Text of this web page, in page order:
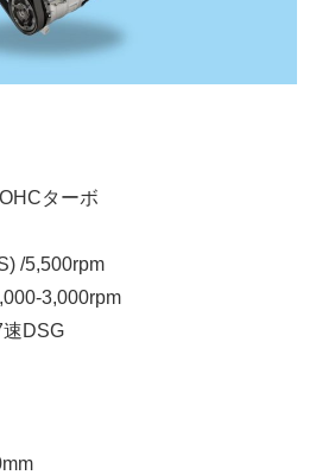
ターボ
/5,500rpm
3,000rpm
速DSG